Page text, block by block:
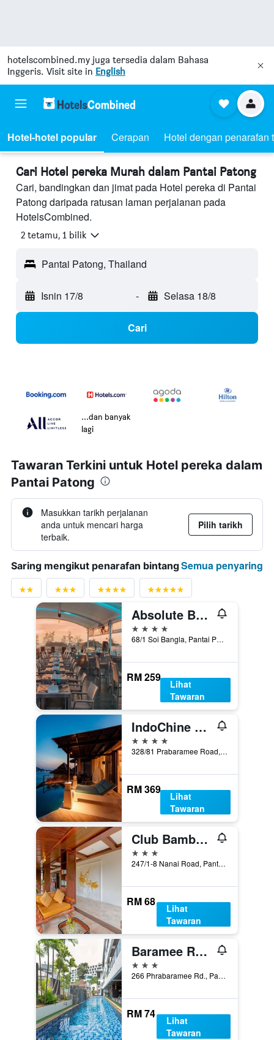
hotelscombined.my juga tersedia dalam Bahasa
Inggeris. Visit site in English
Hotel-hotel popular Cerapan Hotel dengan penarafan
Cari Hotel pereka Murah dalam Pantai Patong
Cari, bandingkan dan jimat pada Hotel pereka di Pantai
Patong daripada ratusan laman perjalanan pada
HotelsCombined.
2 tetamu, 1 bilik
Pantai Patong, Thailand
Isnin 17/8 - Selasa 18/8
Cari
...dan banyak
lagi
Tawaran Terkini untuk Hotel pereka dalam
Pantai Patong
Masukkan tarikh perjalanan
anda untuk mencari harga
terbaik.
Pilih tarikh
Saring mengikut penarafan bintangSemua penyaring
Absolute Bangla Suites
4 bintang
68/1 Soi Bangla, Pantai Patong, Thailand
RM 259
Lihat
Tawaran
IndoChine Resort and Villas
4 bintang
328/81 Prabaramee Road, Pantai Patong, Thailand
RM 369
Lihat
Tawaran
Club Bamboo Boutique Patong Beach Resort
3 bintang
247/1-8 Nanai Road, Pantai Patong, Thailand
RM 68
Lihat
Tawaran
Baramee Resortel
3 bintang
266 Phrabaramee Rd., Pantai Patong, Thailand
RM 74
Lihat
Tawaran